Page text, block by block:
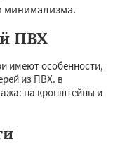
минимализма.
ПВХ
имеют особенности,
из ПВХ. в
на кронштейны и